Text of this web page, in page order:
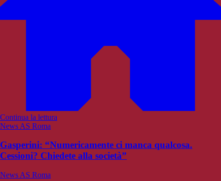
Continua la lettura
News AS Roma
Gasperini: “Numericamente ci manca qualcosa.
Cessioni? Chiedete alla società”
News AS Roma